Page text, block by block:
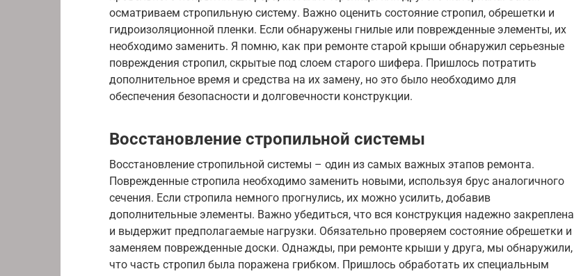
осматриваем стропильную систему. Важно оценить состояние стропил, обрешетки и
гидроизоляционной пленки. Если обнаружены гнилые или поврежденные элементы, их
необходимо заменить. Я помню, как при ремонте старой крыши обнаружил серьезные
повреждения стропил, скрытые под слоем старого шифера. Пришлось потратить
дополнительное время и средства на их замену, но это было необходимо для
обеспечения безопасности и долговечности конструкции.
Восстановление стропильной системы
Восстановление стропильной системы – один из самых важных этапов ремонта.
Поврежденные стропила необходимо заменить новыми, используя брус аналогичного
сечения. Если стропила немного прогнулись, их можно усилить, добавив
дополнительные элементы. Важно убедиться, что вся конструкция надежно закреплена
и выдержит предполагаемые нагрузки. Обязательно проверяем состояние обрешетки и
заменяем поврежденные доски. Однажды, при ремонте крыши у друга, мы обнаружили,
что часть стропил была поражена грибком. Пришлось обработать их специальным